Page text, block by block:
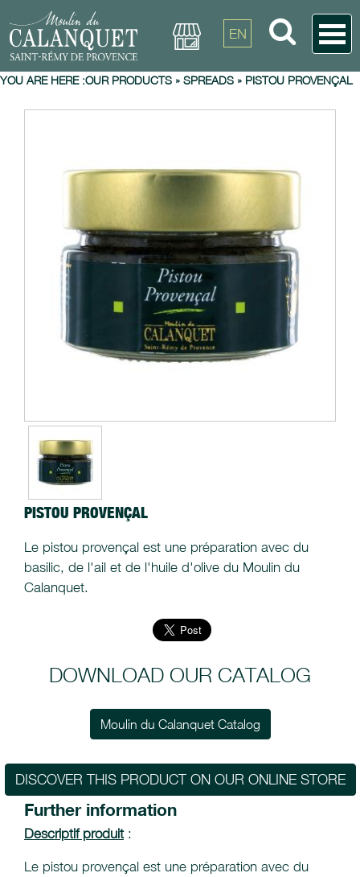
EN
YOU ARE HERE :OUR PRODUCTS » SPREADS » PISTOU PROVENÇAL
PISTOU PROVENÇAL
Le pistou provençal est une préparation avec du
basilic, de l'ail et de l'huile d'olive du Moulin du
Calanquet.
DOWNLOAD OUR CATALOG
Moulin du Calanquet Catalog
DISCOVER THIS PRODUCT ON OUR ONLINE STORE
Further information
Descriptif produit:
Le pistou provençal est une préparation avec du